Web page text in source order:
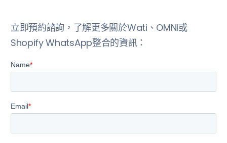
立即預約諮詢，了解更多關於Wati、OMNI或
Shopify WhatsApp整合的資訊：